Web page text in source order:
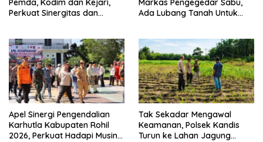
Pemda, Kodim dan Kejari,
Perkuat Sinergitas dan
Markas Pengegedar Sabu,
Ada Lubang Tanah Untuk
Apel Sinergi Pengendalian
Karhutla Kabupaten Rohil
2026, Perkuat Hadapi Musin
Tak Sekadar Mengawal
Keamanan, Polsek Kandis
Turun ke Lahan Jagung